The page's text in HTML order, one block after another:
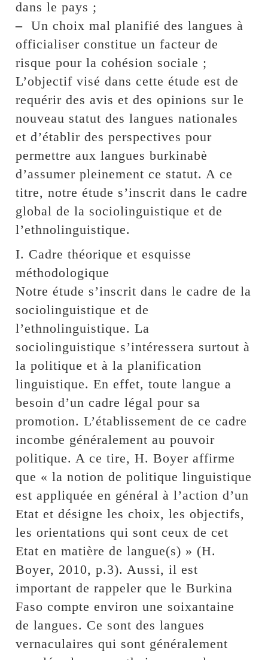
dans le pays ;
– Un choix mal planifié des langues à
officialiser constitue un facteur de
risque pour la cohésion sociale ;
L’objectif visé dans cette étude est de
requérir des avis et des opinions sur le
nouveau statut des langues nationales
et d’établir des perspectives pour
permettre aux langues burkinabè
d’assumer pleinement ce statut. A ce
titre, notre étude s’inscrit dans le cadre
global de la sociolinguistique et de
l’ethnolinguistique.
I. Cadre théorique et esquisse
méthodologique
Notre étude s’inscrit dans le cadre de la
sociolinguistique et de
l’ethnolinguistique. La
sociolinguistique s’intéressera surtout à
la politique et à la planification
linguistique. En effet, toute langue a
besoin d’un cadre légal pour sa
promotion. L’établissement de ce cadre
incombe généralement au pouvoir
politique. A ce tire, H. Boyer affirme
que « la notion de politique linguistique
est appliquée en général à l’action d’un
Etat et désigne les choix, les objectifs,
les orientations qui sont ceux de cet
Etat en matière de langue(s) » (H.
Boyer, 2010, p.3). Aussi, il est
important de rappeler que le Burkina
Faso compte environ une soixantaine
de langues. Ce sont des langues
vernaculaires qui sont généralement